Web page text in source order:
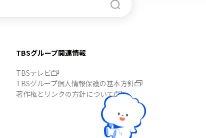
TBSグループ関連情報
TBSテレビ
TBSグループ個人情報保護の基本方針
著作権とリンクの方針について